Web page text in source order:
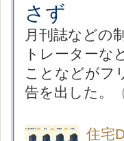
さず
月刊誌などの
トレーターな
ことなどがフ
告を出した。
住宅